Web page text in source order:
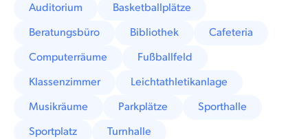
Auditorium
Basketballplätze
Beratungsbüro
Bibliothek
Cafeteria
Computerräume
Fußballfeld
Klassenzimmer
Leichtathletikanlage
Musikräume
Parkplätze
Sporthalle
Sportplatz
Turnhalle